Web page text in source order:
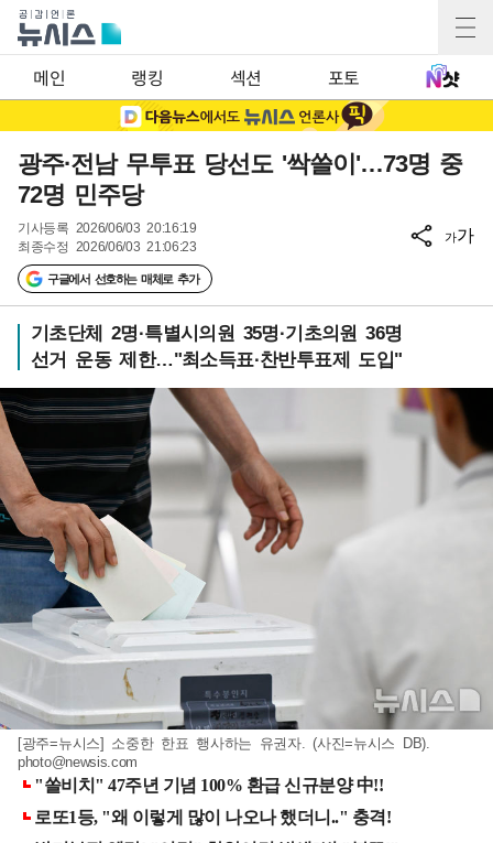
메인 랭킹 섹션 포토
광주·전남 무투표 당선도 '싹쓸이'…73명 중
72명 민주당
기사등록 2026/06/03 20:16:19
최종수정 2026/06/03 21:06:23
구글에서 선호하는 매체로 추가
가가
기초단체 2명·특별시의원 35명·기초의원 36명
선거 운동 제한…"최소득표·찬반투표제 도입"
[광주=뉴시스] 소중한 한표 행사하는 유권자. (사진=뉴시스 DB).
photo@newsis.com